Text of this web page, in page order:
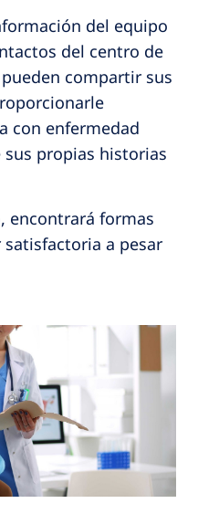
del equipo
del centro de
compartir sus
con enfermedad
sus propias historias
encontrará formas
a pesar